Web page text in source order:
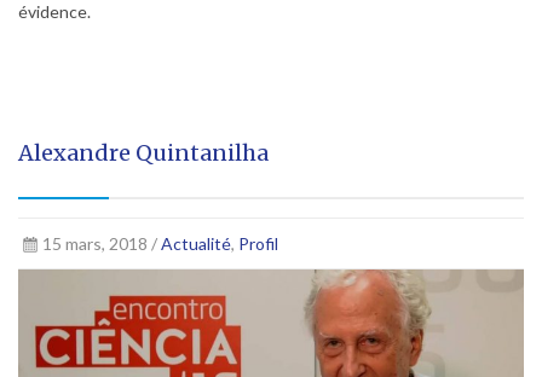
évidence.
Alexandre Quintanilha
15 mars, 2018 /Actualité, Profil